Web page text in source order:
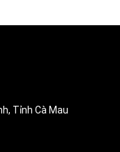
Tỉnh Cà Mau